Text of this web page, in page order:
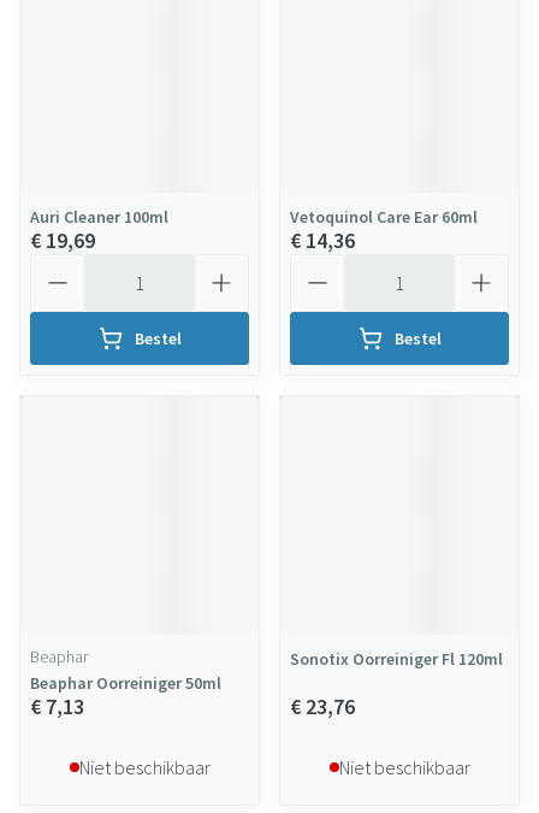
Auri Cleaner 100ml
€ 19,69
Bestel
Vetoquinol Care Ear 60ml
€ 14,36
Bestel
Beaphar
Beaphar Oorreiniger 50ml
€ 7,13
Niet beschikbaar
Sonotix Oorreiniger Fl 120ml
€ 23,76
Niet beschikbaar